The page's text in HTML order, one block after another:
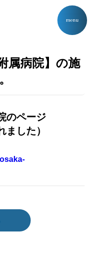
menu
属病院】の施
のページ
ました）